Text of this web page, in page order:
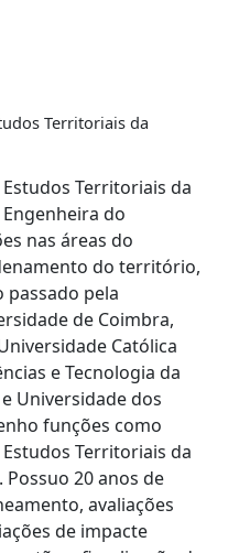
Territoriais da
Territoriais da
do
nas áreas do
do território,
pela
de Coimbra,
Católica
e Tecnologia da
Universidade dos
funções como
Territoriais da
Possuo 20 anos de
avaliações
de impacte